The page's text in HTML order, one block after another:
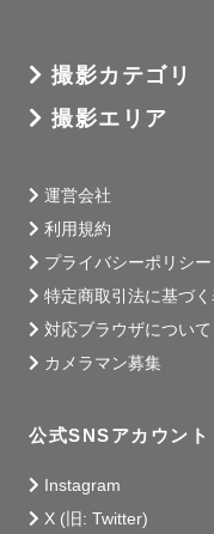
撮影カテゴリ
撮影エリア
運営会社
利用規約
プライバシーポリシー
特定商取引法に基づ
対応ブラウザについて
カメラマン募集
公式SNSアカウント
Instagram
X (旧: Twitter)